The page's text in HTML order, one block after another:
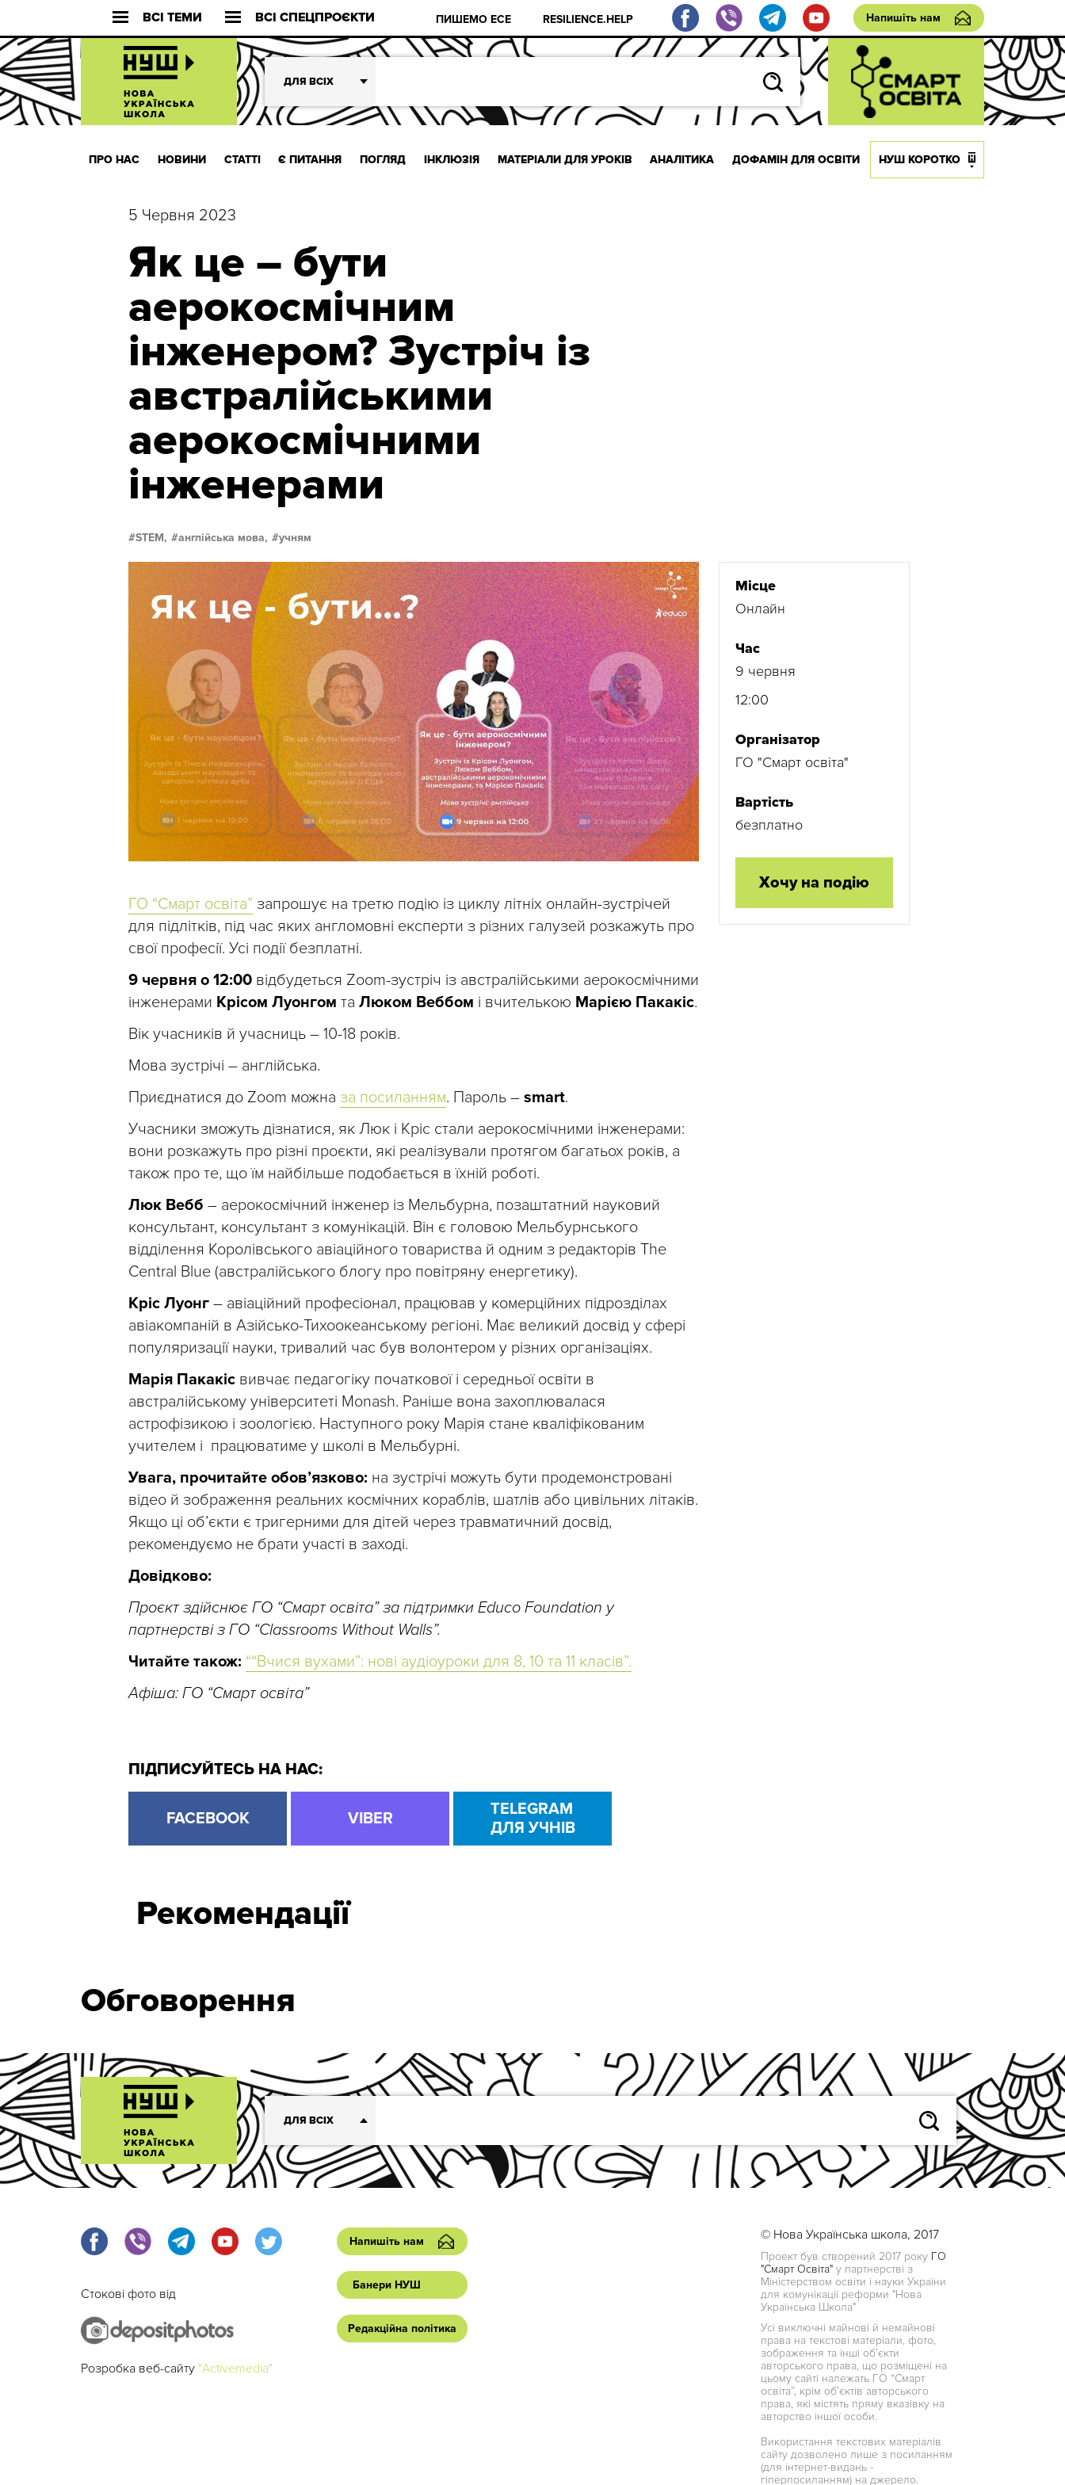
ВСІ ТЕМИ ВСІ СПЕЦПРОЄКТИ ПИШЕМО ЕСЕ RESILIENCE.HELP Напишіть нам
ДЛЯ ВСІХ
ПРО НАС НОВИНИ СТАТТІ Є ПИТАННЯ ПОГЛЯД ІНКЛЮЗІЯ МАТЕРІАЛИ ДЛЯ УРОКІВ АНАЛІТИКА ДОФАМІН ДЛЯ ОСВІТИ НУШ КОРОТКО
5 Червня 2023
Як це – бути
аерокосмічним
інженером? Зустріч із
австралійськими
аерокосмічними
інженерами
STEM, англійська мова, учням
ГО “Смарт освіта” запрошує на третю подію із циклу літніх онлайн-зустрічей
для підлітків, під час яких англомовні експерти з різних галузей розкажуть про
свої професії. Усі події безплатні.
9 червня о 12:00 відбудеться Zoom-зустріч із австралійськими аерокосмічними
інженерами Крісом Луонгом та Люком Веббом і вчителькою Марією Пакакіс.
Вік учасників й учасниць – 10-18 років.
Мова зустрічі – англійська.
Приєднатися до Zoom можна за посиланням. Пароль – smart.
Учасники зможуть дізнатися, як Люк і Кріс стали аерокосмічними інженерами:
вони розкажуть про різні проєкти, які реалізували протягом багатьох років, а
також про те, що їм найбільше подобається в їхній роботі.
Люк Вебб – аерокосмічний інженер із Мельбурна, позаштатний науковий
консультант, консультант з комунікацій. Він є головою Мельбурнського
відділення Королівського авіаційного товариства й одним з редакторів The
Central Blue (австралійського блогу про повітряну енергетику).
Кріс Луонг – авіаційний професіонал, працював у комерційних підрозділах
авіакомпаній в Азійсько-Тихоокеанському регіоні. Має великий досвід у сфері
популяризації науки, тривалий час був волонтером у різних організаціях.
Марія Пакакіс вивчає педагогіку початкової і середньої освіти в
австралійському університеті Monash. Раніше вона захоплювалася
астрофізикою і зоологією. Наступного року Марія стане кваліфікованим
учителем і працюватиме у школі в Мельбурні.
Увага, прочитайте обов’язково: на зустрічі можуть бути продемонстровані
відео й зображення реальних космічних кораблів, шатлів або цивільних літаків.
Якщо ці об’єкти є тригерними для дітей через травматичний досвід,
рекомендуємо не брати участі в заході.
Довідково:
Проєкт здійснює ГО “Смарт освіта” за підтримки Educo Foundation у
партнерстві з ГО “Classrooms Without Walls”.
Читайте також: ““Вчися вухами”: нові аудіоуроки для 8, 10 та 11 класів”.
Афіша: ГО “Смарт освіта”
Місце
Онлайн
Час
9 червня
12:00
Організатор
ГО "Смарт освіта"
Вартість
безплатно
Хочу на подію
ПІДПИСУЙТЕСЬ НА НАС:
FACEBOOK VIBER
TELEGRAM
ДЛЯ УЧНІВ
Рекомендації
Обговорення
ДЛЯ ВСІХ
Стокові фото від
Розробка веб-сайту "Activemedia"
Напишіть нам
Банери НУШ
Редакційна політика
© Нова Українська школа, 2017
Проект був створений 2017 року ГО
"Смарт Освіта" у партнерстві з
Міністерством освіти і науки України
для комунікації реформи "Нова
Українська Школа"
Усі виключні майнові й немайнові
права на текстові матеріали, фото,
зображення та інші об’єкти
авторського права, що розміщені на
цьому сайті належать ГО “Смарт
освіта”, крім об’єктів авторського
права, які містять пряму вказівку на
авторство іншої особи.
Використання текстових матеріалів
сайту дозволено лише з посиланням
(для інтернет-видань -
гіперпосиланням) на джерело.